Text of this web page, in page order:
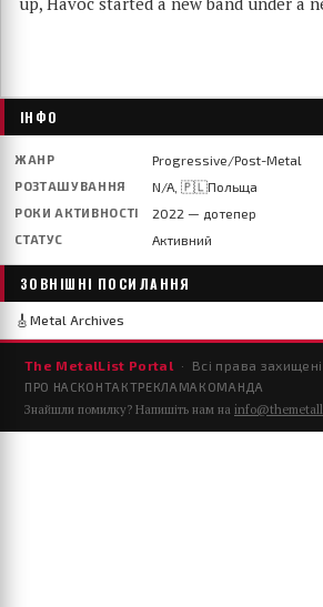
ІНФО
ЖАНР Progressive/Post-Metal
РОЗТАШУВАННЯ N/A, 🇵🇱Польща
РОКИ АКТИВНОСТІ 2022 — дотепер
СТАТУС Активний
ЗОВНІШНІ ПОСИЛАННЯ
🎸 Metal Archives
The MetalList Portal · Всі права
ПРО НАСКОНТАКТРЕКЛАМА КОМАНДА
Знайшли помилку? Напишіть нам на